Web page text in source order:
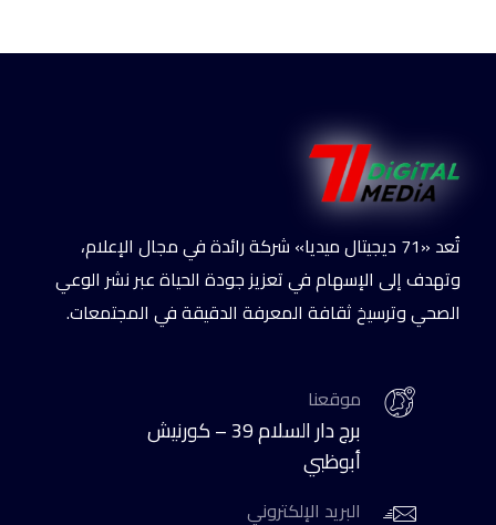
تُعد «71 ديجيتال ميديا» شركة رائدة في مجال الإعلام،
وتهدف إلى الإسهام في تعزيز جودة الحياة عبر نشر الوعي
الصحي وترسيخ ثقافة المعرفة الدقيقة في المجتمعات.
موقعنا
برج دار السلام 39 – كورنيش
أبوظبي
البريد الإلكتروني